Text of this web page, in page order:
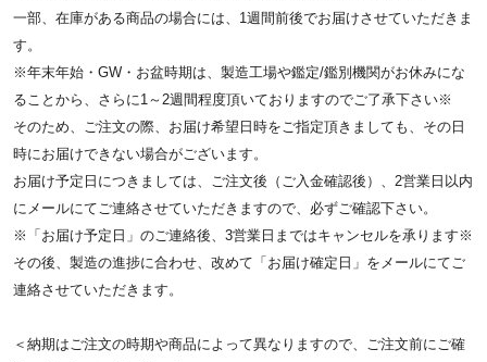
一部、在庫がある商品の場合には、1週間前後でお届けさせていただきま
す。
※年末年始・GW・お盆時期は、製造工場や鑑定/鑑別機関がお休みにな
ることから、さらに1～2週間程度頂いておりますのでご了承下さい※
そのため、ご注文の際、お届け希望日時をご指定頂きましても、その日
時にお届けできない場合がございます。
お届け予定日につきましては、ご注文後（ご入金確認後）、2営業日以内
にメールにてご連絡させていただきますので、必ずご確認下さい。
※「お届け予定日」のご連絡後、3営業日まではキャンセルを承ります※
その後、製造の進捗に合わせ、改めて「お届け確定日」をメールにてご
連絡させていただきます。
＜納期はご注文の時期や商品によって異なりますので、ご注文前にご確